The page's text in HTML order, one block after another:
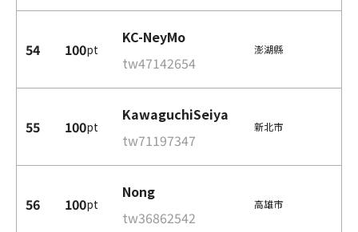
54 100pt
KC-NeyMo
tw47142654
澎湖縣
55 100pt
KawaguchiSeiya
tw71197347
新北市
56 100pt
Nong
tw36862542
高雄市